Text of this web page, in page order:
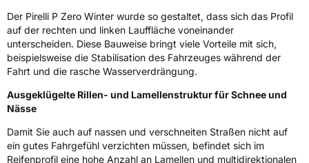
M+SJa
VerstärktXL
Empfohlen für MercedesMO1
Effizienz D
Der Pirelli P Zero Winter wurde so gestaltet, dass sich das Profil
auf der rechten und linken Lauffläche voneinander
unterscheiden. Diese Bauweise bringt viele Vorteile mit sich,
beispielsweise die Stabilisation des Fahrzeuges während der
Fahrt und die rasche Wasserverdrängung.
Ausgeklügelte Rillen- und Lamellenstruktur für Schnee und
Nässe
Damit Sie auch auf nassen und verschneiten Straßen nicht auf
ein gutes Fahrgefühl verzichten müssen, befindet sich im
Reifenprofil eine hohe Anzahl an Lamellen und multidirektionalen